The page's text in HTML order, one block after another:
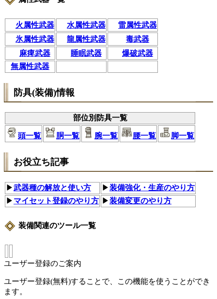
火属性武器 水属性武器
雷属性武器
氷属性武器
龍属性武器
毒武器
麻痺武器
睡眠武器
爆破武器
無属性武器
防具(装備)情報
部位別防具一覧
頭一覧 胴一覧 腕一覧 腰一覧 脚一覧
お役立ち記事
▶武器種の解放と使い方 ▶装備強化・生産のやり方
▶ マイセット登録のやり方 ▶装備変更のやり方
装備関連のツール一覧
ユーザー登録のご案内
ユーザー登録(無料)することで、この機能を使うことができ
ます。